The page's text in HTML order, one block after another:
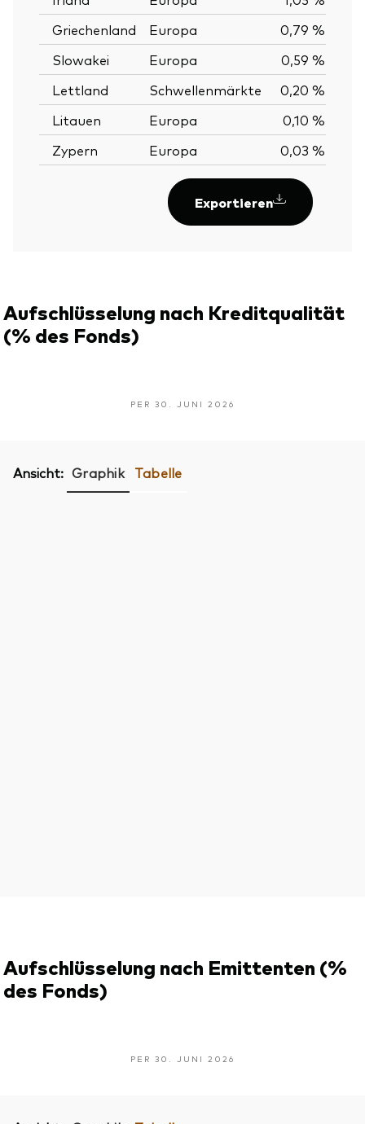
Griechenland
Europa
0,79 %
Slowakei
Europa
0,59 %
Lettland
Schwellenmärkte
0,20 %
Litauen
Europa
0,10 %
Zypern
Europa 0,03 %
Exportieren
Aufschlüsselung nach Kreditqualität
(% des Fonds)
PER 30. JUNI 2026
Ansicht: Graphik Tabelle
Aufschlüsselung nach Emittenten (%
des Fonds)
PER 30. JUNI 2026